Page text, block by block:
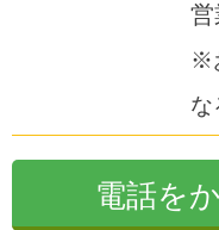
営
※
な
電話を